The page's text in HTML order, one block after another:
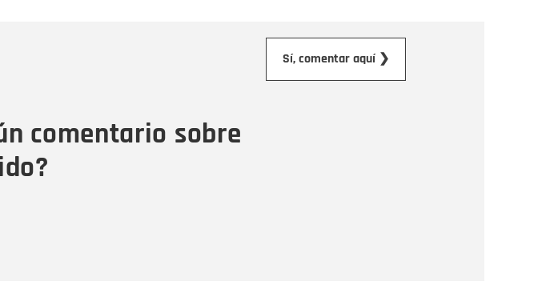
comentario sobre
Sí, comentar aquí ❯